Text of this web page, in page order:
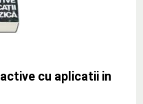
cu aplicatii in